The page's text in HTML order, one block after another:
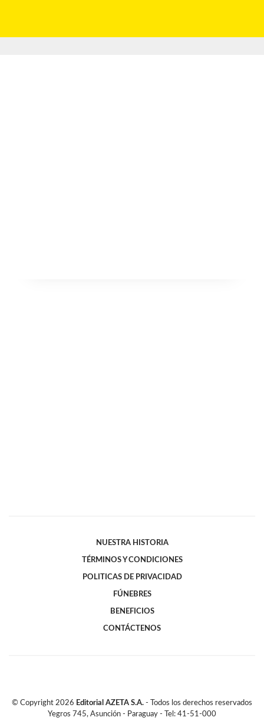
NUESTRA HISTORIA
TÉRMINOS Y CONDICIONES
POLITICAS DE PRIVACIDAD
FÚNEBRES
BENEFICIOS
CONTÁCTENOS
© Copyright 2026 Editorial AZETA S.A. - Todos los derechos reservados
Yegros 745, Asunción - Paraguay - Tel: 41-51-000